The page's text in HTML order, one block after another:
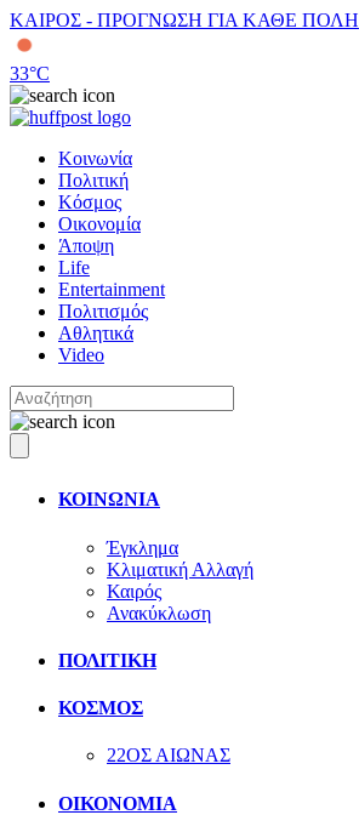
ΚΑΙΡΟΣ - ΠΡΟΓΝΩΣΗ ΓΙΑ ΚΑΘΕ ΠΟΛΗ
33°C
Κοινωνία
Πολιτική
Κόσμος
Οικονομία
Άποψη
Life
Entertainment
Πολιτισμός
Αθλητικά
Video
ΚΟΙΝΩΝΙΑ
Έγκλημα
Κλιματική Αλλαγή
Καιρός
Ανακύκλωση
ΠΟΛΙΤΙΚΗ
ΚΟΣΜΟΣ
22ΟΣ ΑΙΩΝΑΣ
ΟΙΚΟΝΟΜΙΑ